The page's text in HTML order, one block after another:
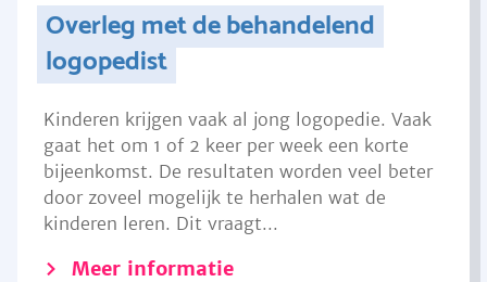
Overleg met de behandelend
logopedist
Kinderen krijgen vaak al jong logopedie. Vaak
gaat het om 1 of 2 keer per week een korte
bijeenkomst. De resultaten worden veel beter
door zoveel mogelijk te herhalen wat de
kinderen leren. Dit vraagt...
Meer informatie